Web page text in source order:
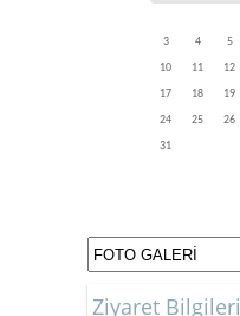
3
4 5
10
11 12
17
18 19
24
25 26
31
Ziyaret Bilgileri